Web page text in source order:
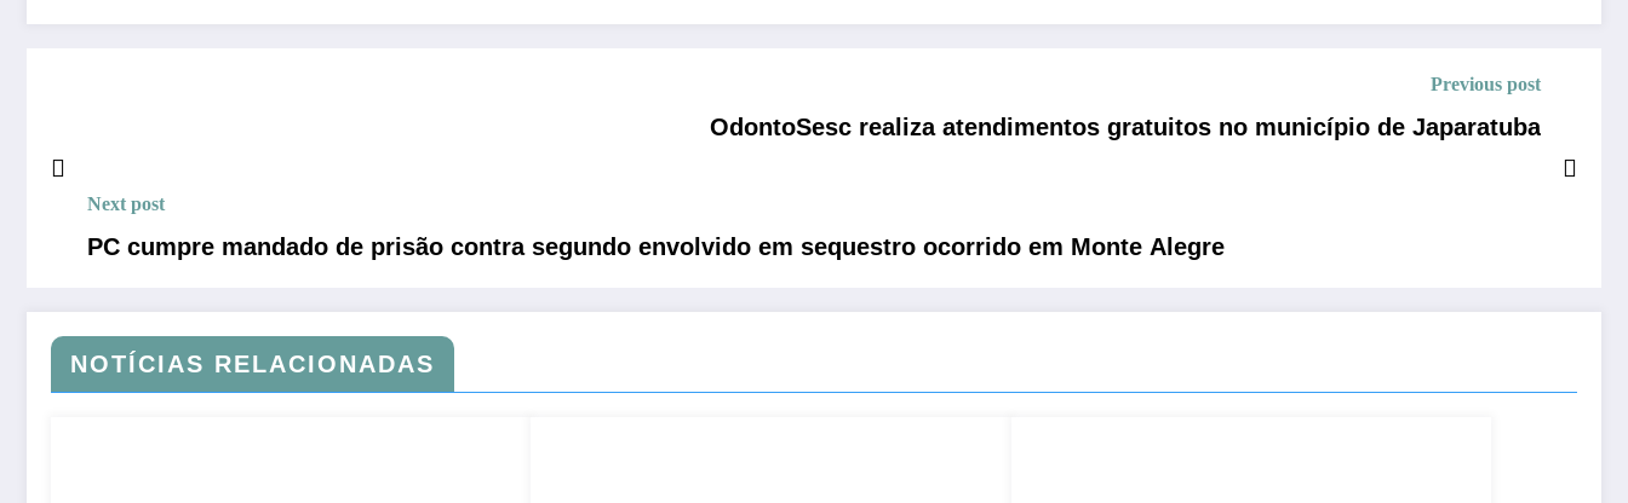
Previous post
OdontoSesc realiza atendimentos gratuitos no município de Japaratuba
Next post
PC cumpre mandado de prisão contra segundo envolvido em sequestro ocorrido em Monte Alegre
NOTÍCIAS RELACIONADAS